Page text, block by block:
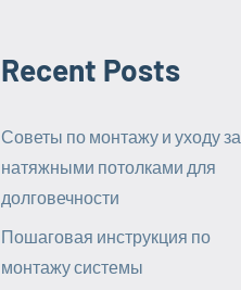
Recent Posts
Советы по монтажу и уходу за
натяжными потолками для
долговечности
Пошаговая инструкция по
монтажу системы